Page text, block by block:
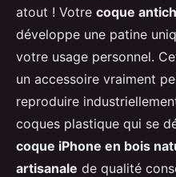
atout ! Votre coque
développe une patine
votre usage personnel.
un accessoire vraiment
reproduire
coques plastique qui se
coque iPhone en bois
artisanale de qualité